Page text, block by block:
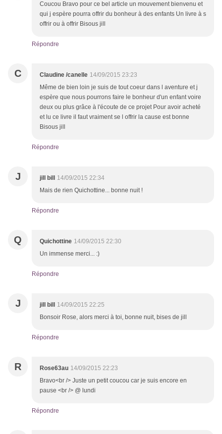
Coucou Bravo pour ce bel article un mouvement bienvenu et
qui j espère pourra offrir du bonheur à des enfants Un livre à s
offrir ou à offrir Bisous jill
Répondre
C Claudine /canelle 14/09/2015 23:23
Même de bien loin je suis de tout coeur dans l aventure et j
espère que nous pourrons faire le bonheur d'un enfant voire
deux ou plus grâce à l'écoute de ce projet Pour avoir acheté
et lu ce livre il faut vraiment se l offrir la cause est bonne
Bisous jill
Répondre
J jill bill
14/09/2015 22:34
Mais de rien Quichottine... bonne nuit !
Répondre
Q Quichottine 14/09/2015 22:30
Un immense merci... :)
Répondre
J jill bill
14/09/2015 22:25
Bonsoir Rose, alors merci à toi, bonne nuit, bises de jill
Répondre
R Rose63au 14/09/2015 22:23
Bravo<br /> Juste un petit coucou car je suis encore en
pause <br /> @ lundi
Répondre